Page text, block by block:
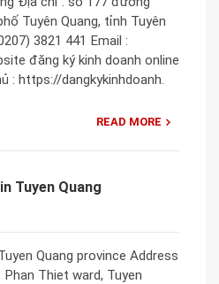
Tuyên Quang, tỉnh Tuyên
3821 441 Email :
đăng ký kinh doanh online
: https://dangkykinhdoanh.
READ MORE
Tuyen Quang
Quang province Address
Thiet ward, Tuyen